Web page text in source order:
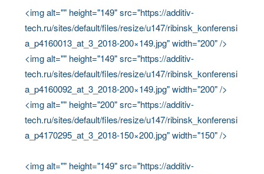
<img alt="" height="149" src="https://additiv-
tech.ru/sites/default/files/resize/u147/ribinsk_konferensi
a_p4160013_at_3_2018-200×149.jpg" width="200" />
<img alt="" height="149" src="https://additiv-
tech.ru/sites/default/files/resize/u147/ribinsk_konferensi
a_p4160092_at_3_2018-200×149.jpg" width="200" />
<img alt="" height="200" src="https://additiv-
tech.ru/sites/default/files/resize/u147/ribinsk_konferensi
a_p4170295_at_3_2018-150×200.jpg" width="150" />
<img alt="" height="149" src="https://additiv-